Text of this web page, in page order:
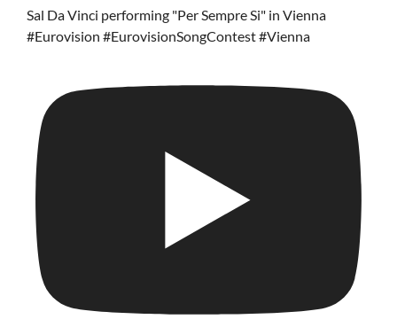
Sal Da Vinci performing "Per Sempre Si" in Vienna
#Eurovision #EurovisionSongContest #Vienna